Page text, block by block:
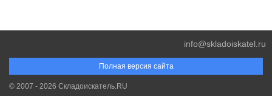
Полная версия сайта
info@skladoiskatel.ru
© 2007 - 2026 Складоискатель.RU